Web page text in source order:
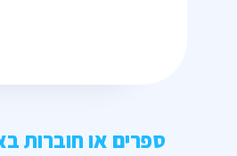
ספרים או חוברות